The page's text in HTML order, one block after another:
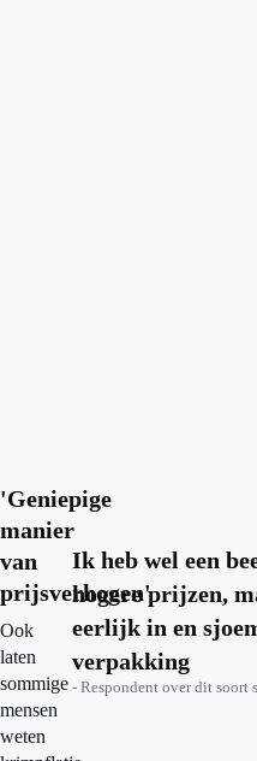
'Geniepige
manier
van
prijsverhogen'
Ook
laten
sommige
mensen
weten
Ik heb wel een
hogere prijzen,
eerlijk in en
verpakking
- Respondent over dit soort